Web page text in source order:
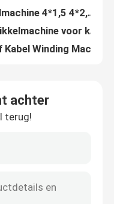
1250 Automatische draadspoelmachine PVC PE-kabelverpakkingsmachine voor kabel 4*2.5
4*1,5 4*2,5 Kabelrolmachine 200m/min Draadwrappingsmachine
Automatische grote koperdraad tekenmachine / aluminium tekenmachine met online annealer
achter
terug!